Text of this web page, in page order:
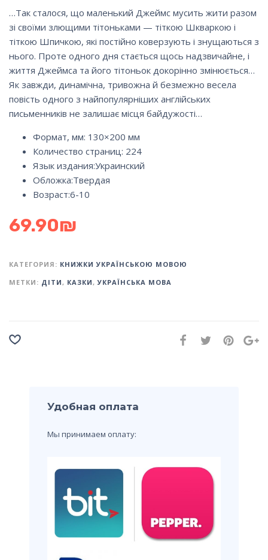
…Так сталося, що маленький Джеймс мусить жити разом
зі своїми злющими тітоньками — тіткою Шкваркою і
тіткою Шпичкою, які постійно коверзують і знущаються з
нього. Проте одного дня стається щось надзвичайне, і
життя Джеймса та його тітоньок докорінно змінюється…
Як завжди, динамічна, тривожна й безмежно весела
повість одного з найпопулярніших англійських
письменників не залишає місця байдужості…
Формат, мм: 130×200 мм
Количество страниц: 224
Язык издания:Украинский
Обложка:Твердая
Возраст:6-10
69.90₪
КАТЕГОРИЯ: КНИЖКИ УКРАЇНСЬКОЮ МОВОЮ
МЕТКИ: ДІТИ , КАЗКИ ,УКРАЇНСЬКА МОВА
Удобная оплата
Мы принимаем оплату: